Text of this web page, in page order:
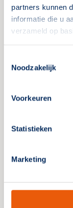
partners kunnen
informatie die u
verzameld op
Noodzakelijk
Voorkeuren
Statistieken
Marketing
Hoe vaak
levensduur
Lees verder